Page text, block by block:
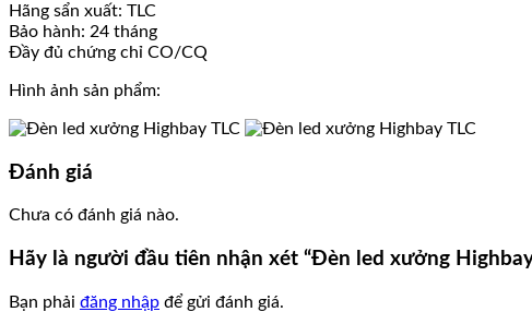
Hãng sẩn xuất: TLC
Bảo hành: 24 tháng
Đầy đủ chứng chỉ CO/CQ
Hình ảnh sản phẩm:
Đánh giá
Chưa có đánh giá nào.
Hãy là người đầu tiên nhận xét “Đèn led xưởng
Bạn phải đăng nhập để gửi đánh giá.